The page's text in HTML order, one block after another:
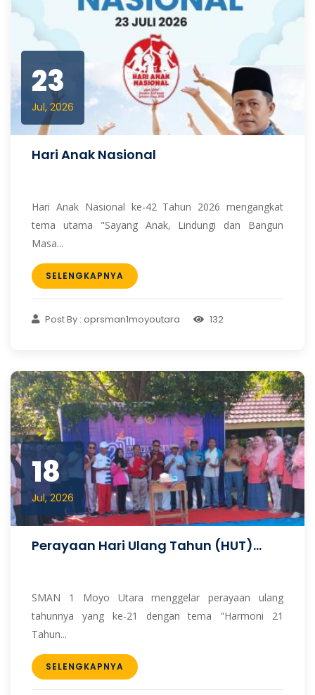
23
Jul, 2026
Hari Anak Nasional
Hari Anak Nasional ke-42 Tahun 2026 mengangkat
tema utama "Sayang Anak, Lindungi dan Bangun
Masa...
SELENGKAPNYA
Post By : oprsman1moyoutara 132
18
Jul, 2026
Perayaan Hari Ulang Tahun (HUT)...
SMAN 1 Moyo Utara menggelar perayaan ulang
tahunnya yang ke-21 dengan tema "Harmoni 21
Tahun...
SELENGKAPNYA